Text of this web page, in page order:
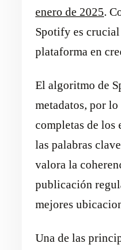
enero de 2025.
Spotify es
plataforma en
El algoritmo de
metadatos, por
completas de los
las palabras
valora la
publicación
mejores
Una de las